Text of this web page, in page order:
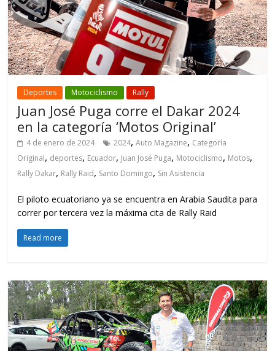
Deportes Motociclismo Rally
Juan José Puga corre el Dakar 2024
en la categoría ‘Motos Original’
4 de enero de 2024 2024,Auto Magazine, Categoría
Original, deportes, Ecuador, Juan José Puga, Motociclismo, Motos,
Rally Dakar, Rally Raid, Santo Domingo, Sin Asistencia
El piloto ecuatoriano ya se encuentra en Arabia Saudita para
correr por tercera vez la máxima cita de Rally Raid
Read more